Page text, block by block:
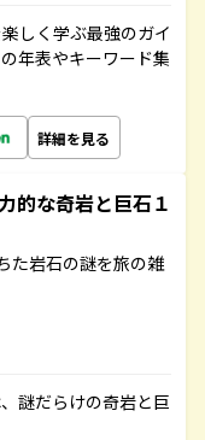
しく学ぶ最強のガイ
年表やキーワード集
詳細を見る
な奇岩と巨石１
た岩石の謎を旅の雑
謎だらけの奇岩と巨